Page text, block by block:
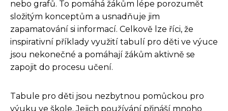
nebo grafů. To pomáhá žákům lépe porozumět
složitým konceptům a usnadňuje jim
zapamatování si informací. Celkově lze říci, že
inspirativní příklady využití tabulí pro děti ve výuce
jsou nekonečné a pomáhají žákům aktivně se
zapojit do procesu učení.
Tabule pro děti jsou nezbytnou pomůckou pro
výuku ve škole. Jejich používání přináší mnoho